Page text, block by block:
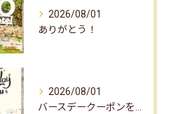
2026/08/01
ありがとう！
2026/08/01